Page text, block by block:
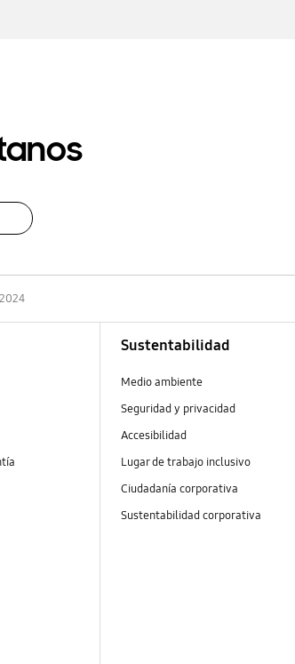
Sustentabilidad
Medio ambiente
Seguridad y privacidad
Accesibilidad
Lugar de trabajo inclusivo
Ciudadanía corporativa
Sustentabilidad corporativa